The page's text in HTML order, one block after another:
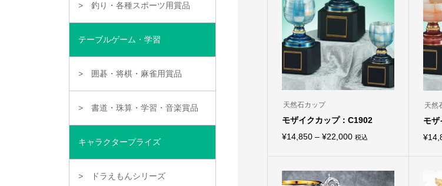
天然石カップ
モザイクカップ：C1902
¥14,850 – ¥22,000価
¥14,850
税込
の
品
に
天然
モザ
¥
の
釣り・各種スポーツ用賞品
テーブルゲーム・学習
囲碁・将棋・麻雀用賞品
書道・珠算・学習・音楽賞品
キャラクタープライズ
ドラえもんシリーズ